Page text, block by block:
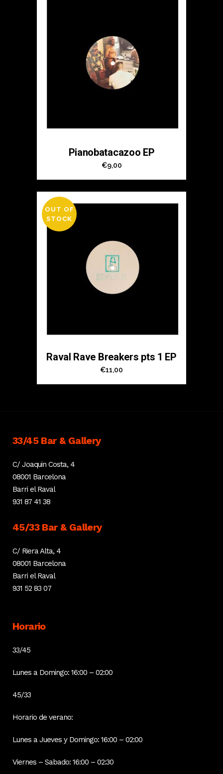
Pianobatacazoo EP
€9,00
OUT OF
STOCK
Raval Rave Breakers pts 1 EP
€11,00
33/45 Bar & Gallery
C/ Joaquin Costa, 4
08001 Barcelona
Barri el Raval
931 87 41 38
45/33 Bar & Gallery
C/ Riera Alta, 4
08001 Barcelona
Barri el Raval
931 52 83 07
Horario
33/45
Lunes a Domingo: 16:00 – 02:00
45/33
Horario de verano:
Lunes a Jueves y Domingo: 16:00 – 02:00
Viernes – Sabado: 16:00 – 02:30